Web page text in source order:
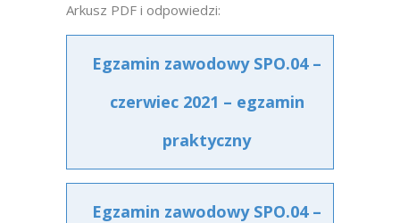
Arkusz PDF i odpowiedzi:
Egzamin zawodowy SPO.04 –
czerwiec 2021 – egzamin
praktyczny
Egzamin zawodowy SPO.04 –